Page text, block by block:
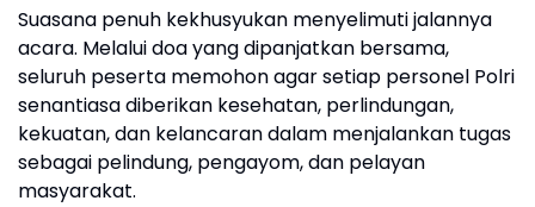
Suasana penuh kekhusyukan menyelimuti jalannya
acara. Melalui doa yang dipanjatkan bersama,
seluruh peserta memohon agar setiap personel Polri
senantiasa diberikan kesehatan, perlindungan,
kekuatan, dan kelancaran dalam menjalankan tugas
sebagai pelindung, pengayom, dan pelayan
masyarakat.